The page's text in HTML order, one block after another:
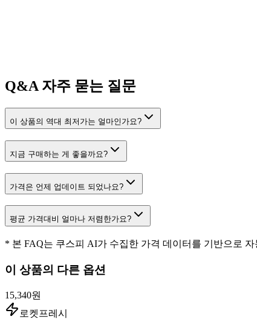
Q&A자주 묻는 질문
이 상품의 역대 최저가는 얼마인가요?
지금 구매하는 게 좋을까요?
가격은 언제 업데이트 되었나요?
평균 가격대비 얼마나 저렴한가요?
* 본 FAQ는 쿠스피 AI가 수집한 가격 데이터를 기반으로
이 상품의 다른 옵션
15,340원
로켓프레시